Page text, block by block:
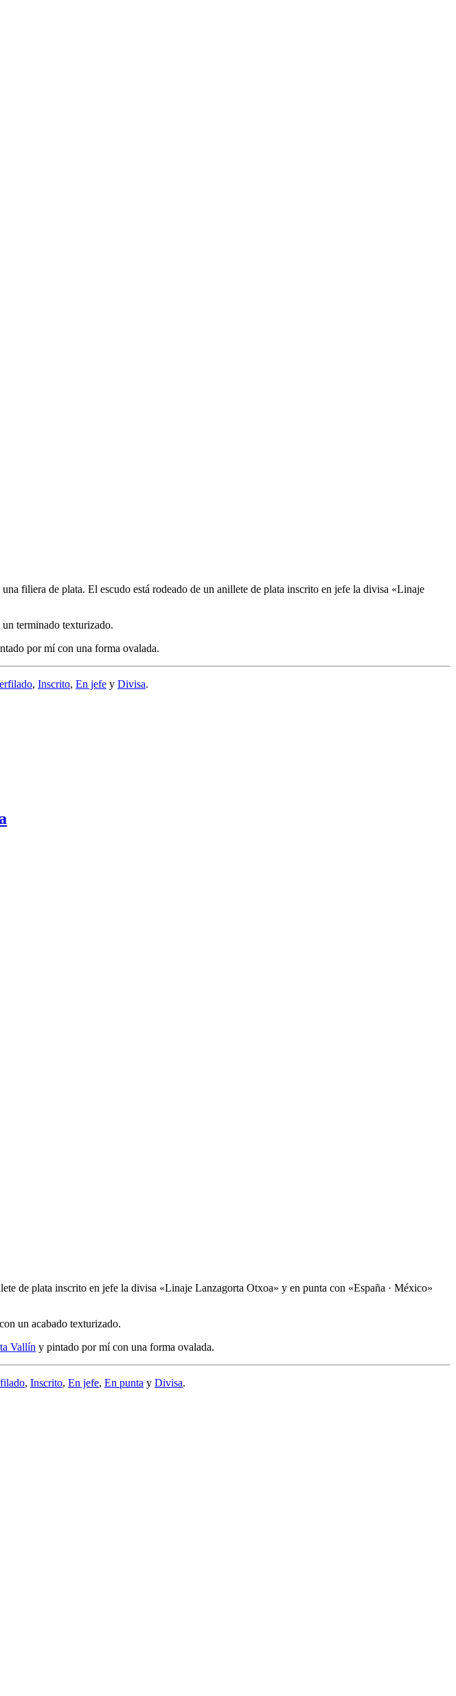
filiera de plata. El escudo está rodeado de un anillete de plata inscrito en jefe la divisa «Linaje
terminado texturizado.
por mí con una forma ovalada.
, Inscrito, En jefe y Divisa.
de plata inscrito en jefe la divisa «Linaje Lanzagorta Otxoa» y en punta con «España · México»
un acabado texturizado.
Vallín y pintado por mí con una forma ovalada.
, Inscrito, En jefe, En punta y Divisa.